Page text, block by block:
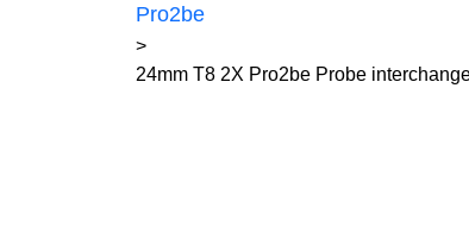
Pro2be
>
24mm T8 2X Pro2be Probe